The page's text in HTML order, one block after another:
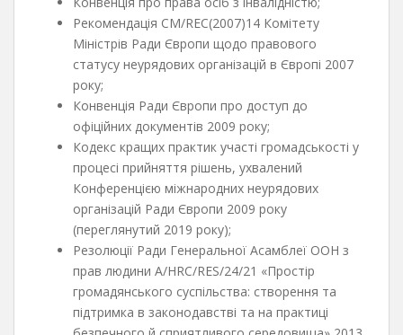
Рекомендація CM/REC(2007)14 Комітету
Міністрів Ради Європи щодо правового
статусу неурядових організацій в Європі 2007
року;
Конвенція Ради Європи про доступ до
офіційних документів 2009 року;
Кодекс кращих практик участі громадськості у
процесі прийняття рішень, ухвалений
Конференцією міжнародних неурядових
організацій Ради Європи 2009 року
(переглянутий 2019 року);
Резолюції Ради Генеральної Асамблеї ООН з
прав людини A/HRC/RES/24/21 «Простір
громадянського суспільства: створення та
підтримка в законодавстві та на практиці